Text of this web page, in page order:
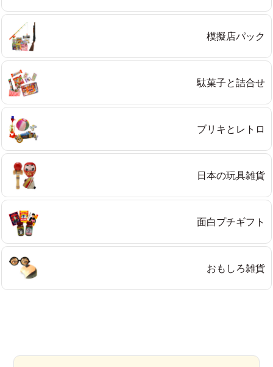
模擬店パック
駄菓子と詰合せ
ブリキとレトロ
日本の玩具雑貨
面白プチギフト
おもしろ雑貨